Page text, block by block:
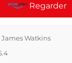
Regarder
James Watkins